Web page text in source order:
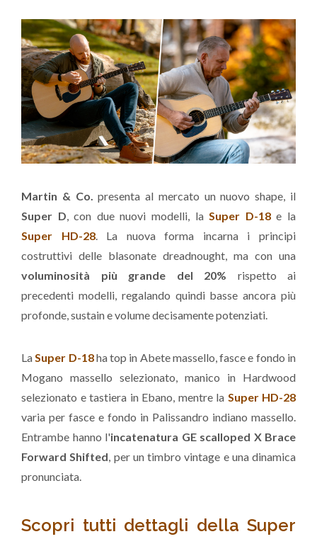
Martin & Co. presenta al mercato un nuovo shape, il
Super D , con due nuovi modelli, la Super D-18e la
Super HD-28. La nuova forma incarna i principi
costruttivi delle blasonate dreadnought, ma con una
voluminosità più grande del 20% rispetto ai
precedenti modelli, regalando quindi basse ancora più
profonde, sustain e volume decisamente potenziati.
La Super D-18ha top in Abete massello, fasce e fondo in
Mogano massello selezionato, manico in Hardwood
selezionato e tastiera in Ebano, mentre la Super HD-28
varia per fasce e fondo in Palissandro indiano massello.
Entrambe hanno l'incatenatura GE scalloped X Brace
Forward Shifted , per un timbro vintage e una dinamica
pronunciata.
Scopri tutti dettagli della Super